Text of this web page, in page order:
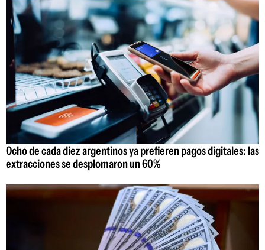
Ocho de cada diez argentinos ya prefieren pagos digitales: las
extracciones se desplomaron un 60%